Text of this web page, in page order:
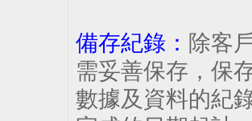
備存紀錄： 除客
需妥善保存，保
數據及資料的紀